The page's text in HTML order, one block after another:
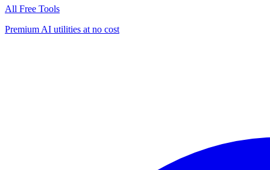
All Free Tools
Premium AI utilities at no cost